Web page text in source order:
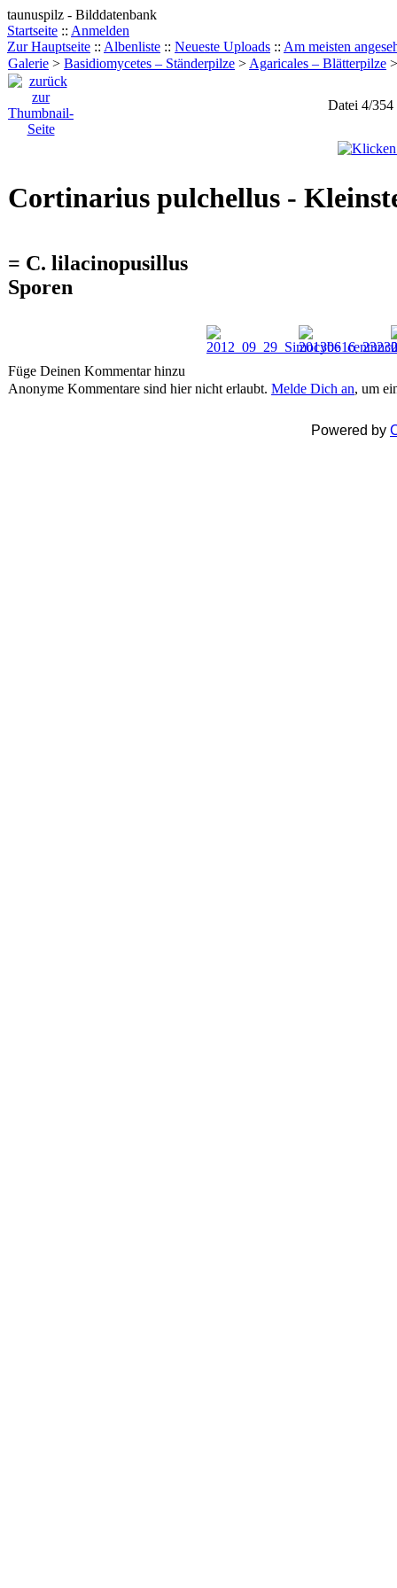
taunuspilz - Bilddatenbank
Startseite :: Anmelden
Zur Hauptseite :: Albenliste :: Neueste Uploads :: Am meisten
Galerie > Basidiomycetes – Ständerpilze > Agaricales – Blätterpilze
Datei 4/354
Cortinarius pulchellus -
= C. lilacinopusillus
Sporen
Füge Deinen Kommentar hinzu
Anonyme Kommentare sind hier nicht erlaubt. Melde Dich an, um
Powered by